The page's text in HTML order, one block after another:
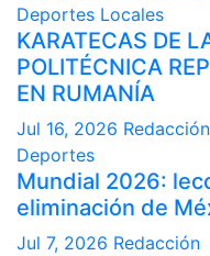
Deportes Locales
KARATECAS DE
POLITÉCNICA
EN RUMANÍA
Jul 16, 2026 Redacción
Deportes
Mundial 2026:
eliminación de
Jul 7, 2026 Redacción